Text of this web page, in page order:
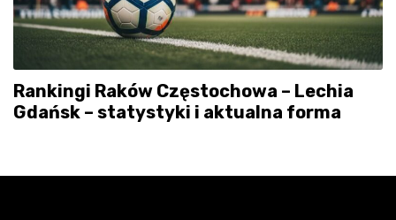
Rankingi Raków Częstochowa – Lechia
Gdańsk – statystyki i aktualna forma